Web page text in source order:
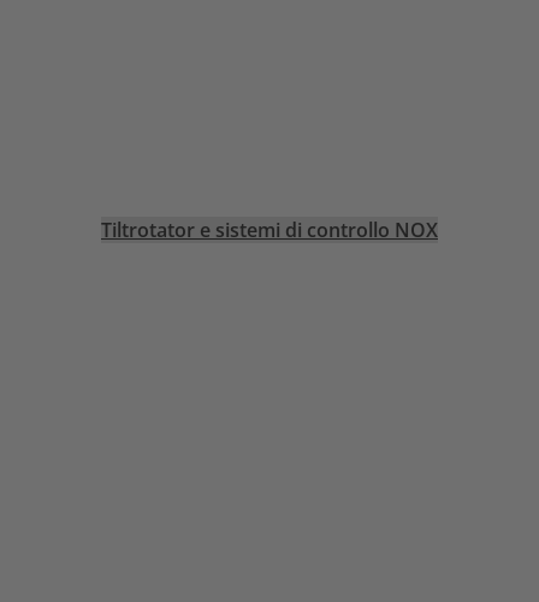
Tiltrotator e sistemi di controllo NOX